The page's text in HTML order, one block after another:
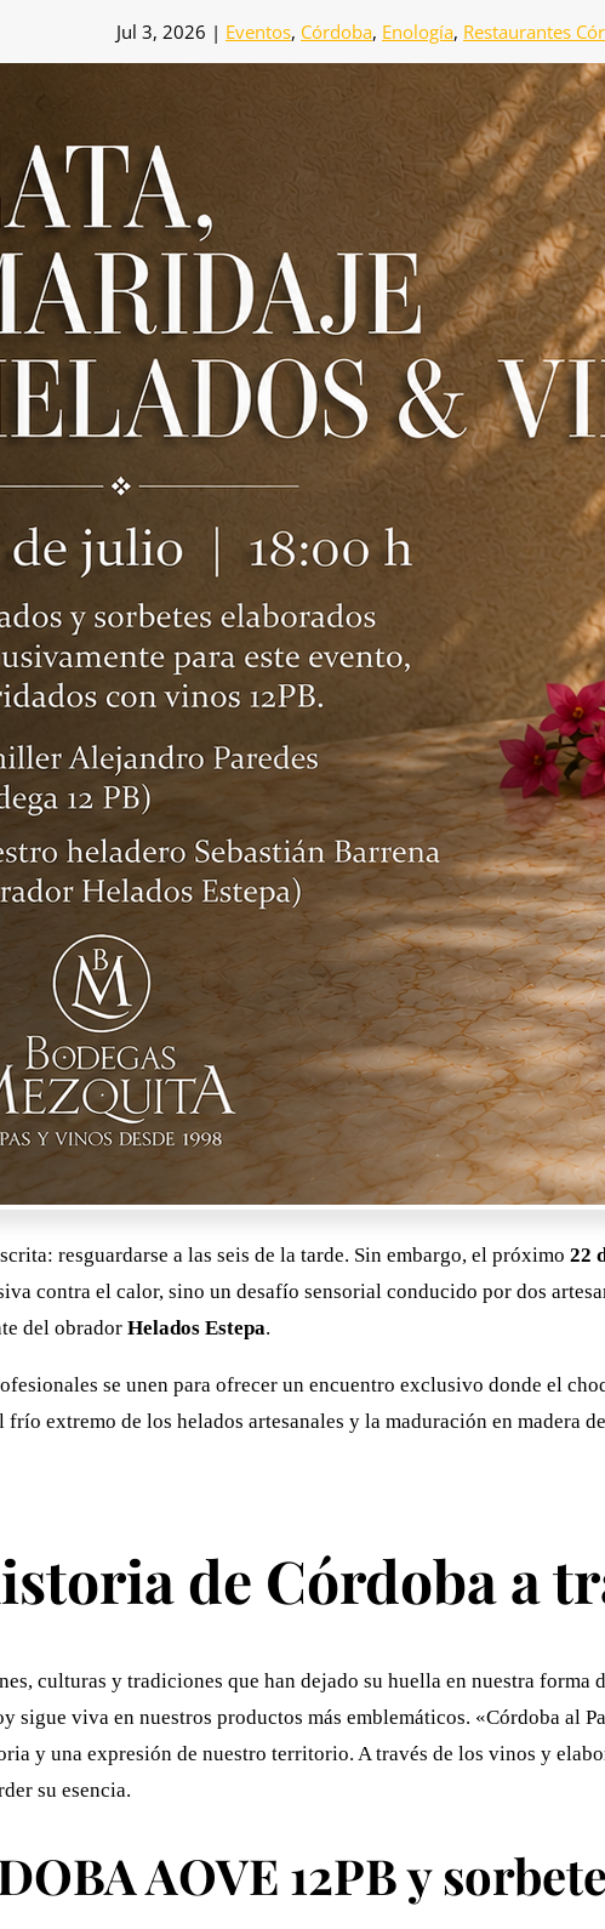
Jul 3, 2026 | Eventos, Córdoba, Enología, Restaurantes
resguardarse a las seis de la tarde. Sin embargo, el próximo 22
contra el calor, sino un desafío sensorial conducido por dos
del obrador Helados Estepa.
se unen para ofrecer un encuentro exclusivo donde el
extremo de los helados artesanales y la maduración en madera
de Córdoba a
culturas y tradiciones que han dejado su huella en nuestra forma
sigue viva en nuestros productos más emblemáticos. «Córdoba al
y una expresión de nuestro territorio. A través de los vinos y
su esencia.
AOVE 12PB y